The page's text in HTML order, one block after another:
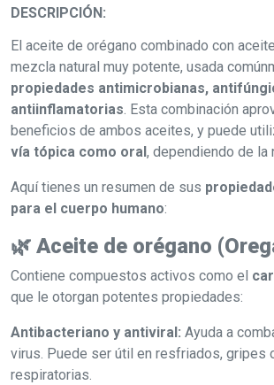
DESCRIPCIÓN:
El aceite de orégano combinado con
mezcla natural muy potente, usada
propiedades antimicrobianas,
antiinflamatorias. Esta combinación
beneficios de ambos aceites, y puede
vía tópica como oral, dependiendo de la
Aquí tienes un resumen de sus
para el cuerpo humano:
🌿 Aceite de orégano
Contiene compuestos activos como el
que le otorgan potentes propiedades:
Antibacteriano y antiviral: Ayuda a
virus. Puede ser útil en resfriados, gripes
respiratorias.